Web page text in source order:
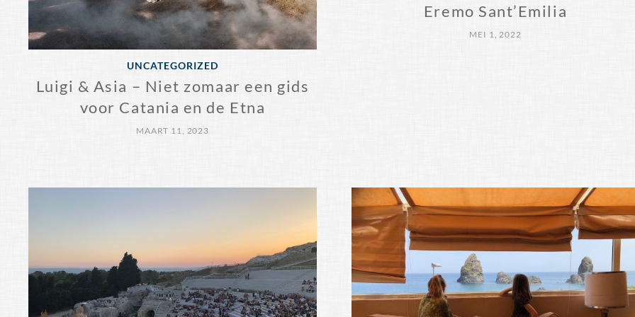
UNCATEGORIZED
Luigi & Asia – Niet zomaar een gids
voor Catania en de Etna
MAART 11, 2023
Eremo Sant’Emilia
MEI 1, 2022